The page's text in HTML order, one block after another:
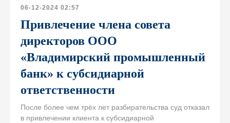
06-12-2024 02:57
Привлечение члена совета
директоров ООО
«Владимирский промышленный
банк» к субсидиарной
ответственности
После более чем трёх лет разбирательства суд отказал
в привлечении клиента к субсидиарной